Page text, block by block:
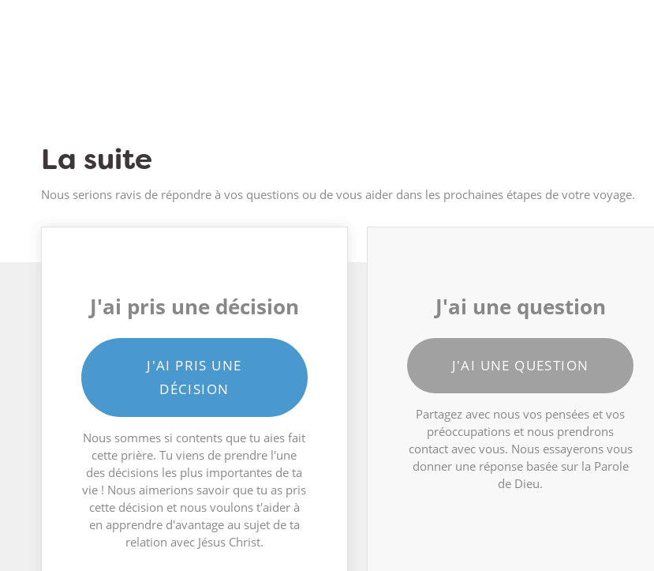
La suite
Nous serions ravis de répondre à vos questions ou de vous aider dans les prochaines étapes de votre voyage.
J'ai pris une décision
J'AI PRIS UNE
DÉCISION
Nous sommes si contents que tu aies fait
cette prière. Tu viens de prendre l'une
des décisions les plus importantes de ta
vie ! Nous aimerions savoir que tu as pris
cette décision et nous voulons t'aider à
en apprendre d'avantage au sujet de ta
relation avec Jésus Christ.
J'ai une question
J'AI UNE QUESTION
Partagez avec nous vos pensées et vos
préoccupations et nous prendrons
contact avec vous. Nous essayerons vous
donner une réponse basée sur la Parole
de Dieu.